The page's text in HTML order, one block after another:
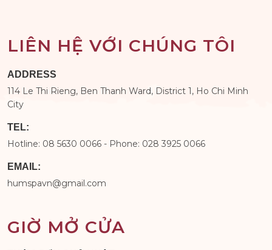
LIÊN HỆ VỚI CHÚNG TÔI
ADDRESS
114 Le Thi Rieng, Ben Thanh Ward, District 1, Ho Chi Minh
City
TEL:
Hotline: 08 5630 0066 - Phone: 028 3925 0066
EMAIL:
humspavn@gmail.com
GIỜ MỞ CỬA